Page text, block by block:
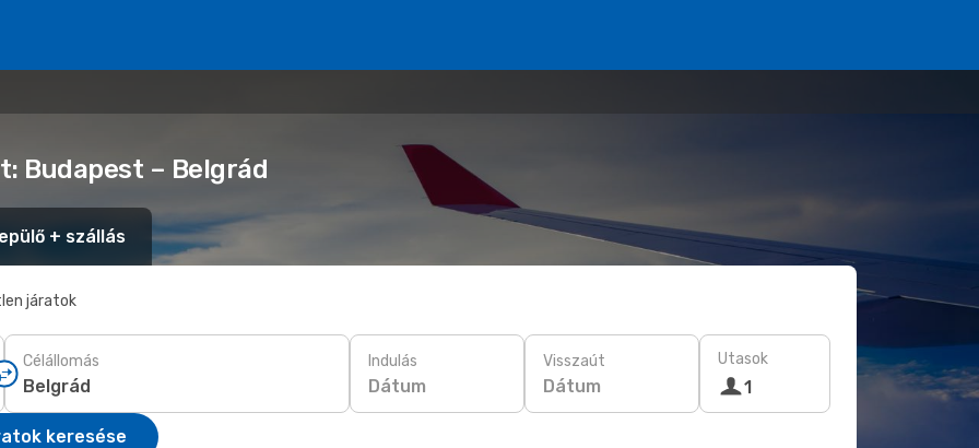
Budapest – Belgrád
+ szállás
járatok
Célállomás Indulás
Dátum
Visszaút
Dátum
Utasok
1
keresése